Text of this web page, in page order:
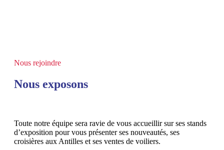
Nous rejoindre
Nous exposons
Toute notre équipe sera ravie de vous accueillir sur ses stands
d’exposition pour vous présenter ses nouveautés, ses
croisières aux Antilles et ses ventes de voiliers.